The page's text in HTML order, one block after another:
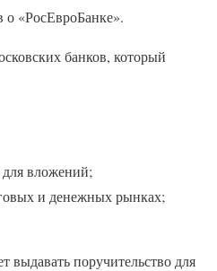
о «РосЕвроБанке».
банков, который
вложений;
и денежных рынках;
поручительство для